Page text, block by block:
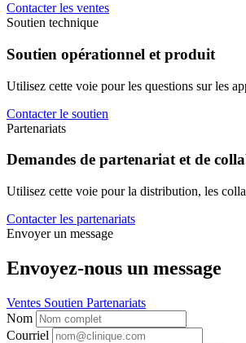
Contacter les ventes
Soutien technique
Soutien opérationnel et produit
Utilisez cette voie pour les questions sur les
Contacter le soutien
Partenariats
Demandes de partenariat et de
Utilisez cette voie pour la distribution, les
Contacter les partenariats
Envoyer un message
Envoyez-nous un message
Ventes Soutien Partenariats
Nom
Courriel